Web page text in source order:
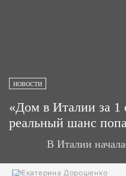
НОВОСТИ
«Дом в Италии за 1
реальный шанс
В Италии